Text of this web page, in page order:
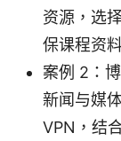
资源，选
保课程资
案例 2：
新闻与媒
VPN，结